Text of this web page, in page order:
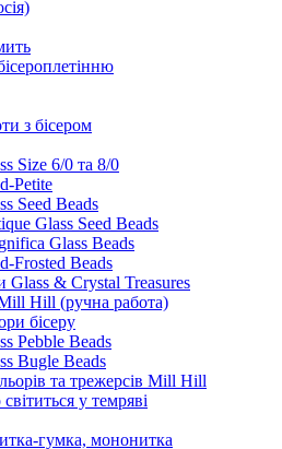
з бісером
Size 6/0 та 8/0
Petite
Seed Beads
Glass Seed Beads
Glass Beads
Frosted Beads
Glass & Crystal Treasures
Hill (ручна работа)
бісеру
Pebble Beads
Bugle Beads
та трежерсів Mill Hill
у темряві
гумка, мононитка